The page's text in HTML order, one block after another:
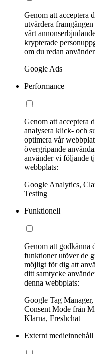
Genom att acceptera
utvärdera
vårt
krypterade
om du redan
Google Ads
Performance
Genom att acceptera
analysera klick- och
optimera vår
övergripande
använder vi följande
webbplats:
Google Analytics,
Testing
Funktionell
Genom att godkänna
funktioner utöver de
möjligt för dig att
ditt samtycke
denna webbplats:
Google Tag
Consent Mode från
Klarna, Freshchat
Externt medieinnehåll